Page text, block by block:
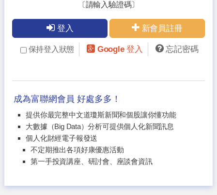
〔請輸入驗證碼〕
登入 新會員註冊
保持登入狀態 Google 登入 忘記密碼
成為富聯網會員 好處多多！
提供你最完整中文道瓊斯新聞和個股讓你懂功能
大數據（Big Data）分析可提供個人化新聞訊息
個人化財經電子報發送
不定期推出各項好康優惠活動
第一手投資講座、研討會、座談會資訊